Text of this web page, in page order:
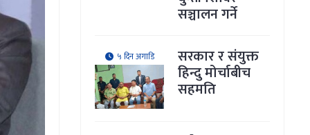
सञ्चालन गर्ने
५ दिन अगाडि सरकार र संयुक्त
हिन्दु मोर्चाबीच
सहमति